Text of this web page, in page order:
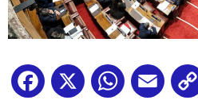
Facebook
X WhatsApp
Email